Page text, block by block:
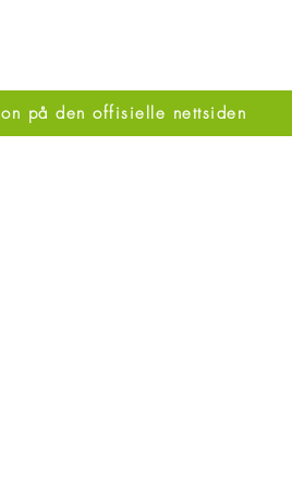
på den offisielle nettsiden